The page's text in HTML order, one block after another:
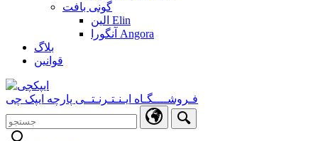
گونی بافت
الین Elin
آنگورا Angora
بلاگ
قوانین
فـروشــــگـاه ایـنـتـرنـتــی پارچه ایپک چی